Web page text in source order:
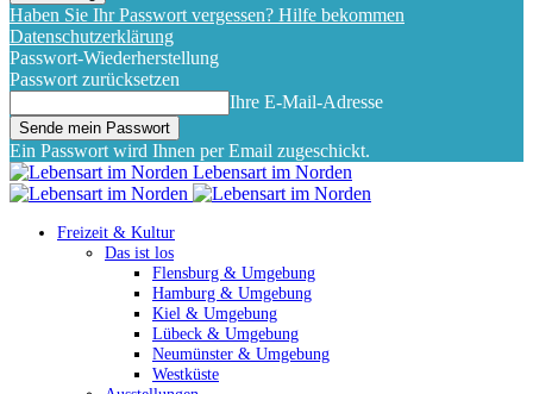
Haben Sie Ihr Passwort vergessen? Hilfe bekommen
Datenschutzerklärung
Passwort-Wiederherstellung
Passwort zurücksetzen
Ihre E-Mail-Adresse
Ein Passwort wird Ihnen per Email zugeschickt.
Lebensart im Norden
Freizeit & Kultur
Das ist los
Flensburg & Umgebung
Hamburg & Umgebung
Kiel & Umgebung
Lübeck & Umgebung
Neumünster & Umgebung
Westküste